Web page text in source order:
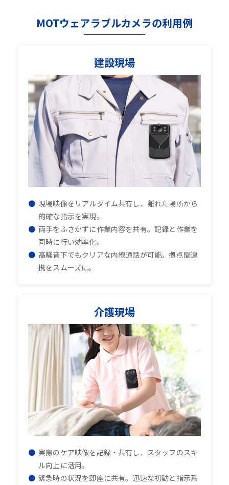
MOTウェアラブルカメラの利用例
建設現場
現場映像をリアルタイム共有し、離れた場所から
的確な指示を実現。
両手をふさがずに作業内容を共有。記録と作業を
同時に行い効率化。
高騒音下でもクリアな内線通話が可能。拠点間連
携をスムーズに。
介護現場
実際のケア映像を記録・共有し、スタッフのスキ
ル向上に活用。
緊急時の状況を即座に共有。迅速な初動と指示系